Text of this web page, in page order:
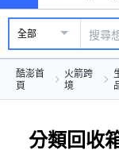
全部
酷澎首
頁
火箭跨
境
分類回收